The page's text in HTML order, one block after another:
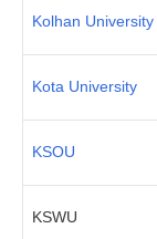
Kolhan University
Kota University
KSOU
KSWU